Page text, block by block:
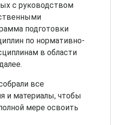
с руководством
подготовки
по нормативно-
в области
все
и материалы, чтобы
мере освоить